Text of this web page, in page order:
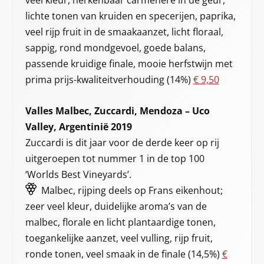
lichte tonen van kruiden en specerijen, paprika,
veel rijp fruit in de smaakaanzet, licht floraal,
sappig, rond mondgevoel, goede balans,
passende kruidige finale, mooie herfstwijn met
prima prijs-kwaliteitverhouding (14%) € 9,50
Valles Malbec, Zuccardi, Mendoza – Uco
Valley, Argentinië 2019
Zuccardi is dit jaar voor de derde keer op rij
uitgeroepen tot nummer 1 in de top 100
‘Worlds Best Vineyards’.
Malbec, rijping deels op Frans eikenhout;
zeer veel kleur, duidelijke aroma’s van de
malbec, florale en licht plantaardige tonen,
toegankelijke aanzet, veel vulling, rijp fruit,
ronde tonen, veel smaak in de finale (14,5%) €